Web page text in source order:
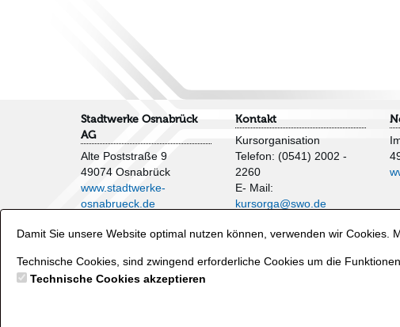
Stadtwerke Osnabrück
AG
Alte Poststraße 9
49074 Osnabrück
www.stadtwerke-
osnabrueck.de
AGB
Verträge hier kündigen
Kontakt
Kursorganisation
Telefon: (0541) 2002 -
2260
E- Mail:
kursorga@swo.de
Veranstaltungen und
Telefon: (0541) 2002 -
Damit Sie unsere Website optimal nutzen können, verwenden wir
Technische Cookies, sind zwingend erforderliche Cookies um die
Technische Cookies akzeptieren